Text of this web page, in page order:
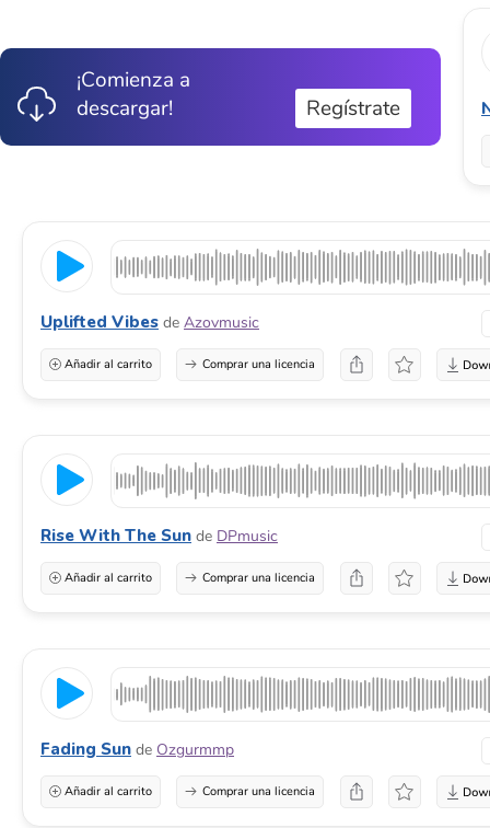
¡Comienza a
descargar!
Regístrate
Uplifted Vibes de Azovmusic
Añadir al carrito Comprar una licencia
Rise With The Sun de DPmusic
Añadir al carrito Comprar una licencia
Fading Sun de Ozgurmmp
Añadir al carrito Comprar una licencia